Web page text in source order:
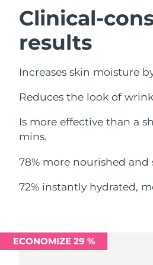
Clinical-
results
Increases skin moisture
Reduces the look of
Is more effective than a
mins.
78% more nourished and
72% instantly hydrated,
ECONOMIZE 29 %
Omã
Filipinas
Portugal
Porto Rico
Rússia